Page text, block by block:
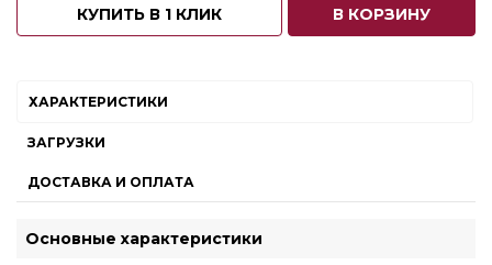
КУПИТЬ В 1 КЛИК В КОРЗИНУ
ХАРАКТЕРИСТИКИ
ЗАГРУЗКИ
ДОСТАВКА И ОПЛАТА
Основные характеристики